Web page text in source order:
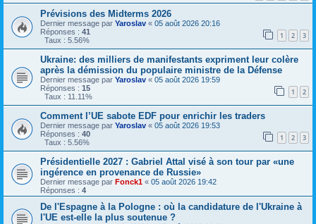
Prévisions des Midterms 2026
Dernier message par Yaroslav « 05 août 2026 20:16
Réponses : 41 1 2 3
Taux : 5.56%
Ukraine: des milliers de manifestants expriment leur colère
après la démission du populaire ministre de la Défense
Dernier message par Yaroslav « 05 août 2026 19:59
Réponses : 15 1 2
Taux : 11.11%
Comment l’UE sabote EDF pour enrichir les traders
Dernier message par Yaroslav « 05 août 2026 19:53
Réponses : 40 1 2 3
Taux : 5.56%
Présidentielle 2027 : Gabriel Attal visé à son tour par «une
ingérence en provenance de Russie»
Dernier message par Fonck1 « 05 août 2026 19:42
Réponses : 4
De l'Espagne à la Pologne : où la candidature de l'Ukraine à
l'UE est-elle la plus soutenue ?